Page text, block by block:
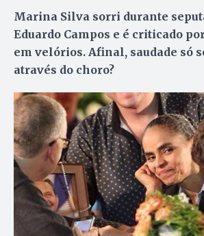
Marina Silva sorri durante
Eduardo Campos e é criticado
em velórios. Afinal, saudade só
através do choro?